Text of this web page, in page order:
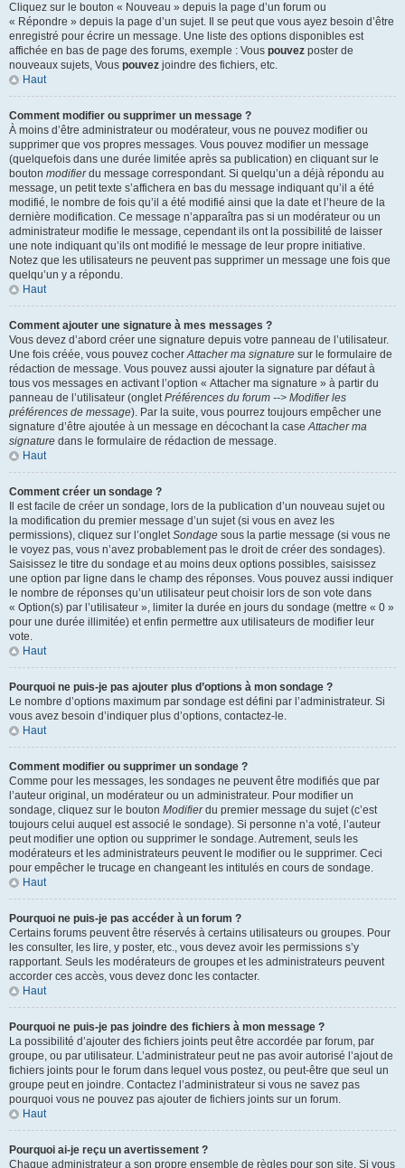
Cliquez sur le bouton « Nouveau » depuis la page d’un forum ou
« Répondre » depuis la page d’un sujet. Il se peut que vous ayez besoin d’être
enregistré pour écrire un message. Une liste des options disponibles est
affichée en bas de page des forums, exemple : Vous pouvez poster de
nouveaux sujets, Vous pouvez joindre des fichiers, etc.
Haut
Comment modifier ou supprimer un message ?
À moins d’être administrateur ou modérateur, vous ne pouvez modifier ou
supprimer que vos propres messages. Vous pouvez modifier un message
(quelquefois dans une durée limitée après sa publication) en cliquant sur le
bouton modifierdu message correspondant. Si quelqu’un a déjà répondu au
message, un petit texte s’affichera en bas du message indiquant qu’il a été
modifié, le nombre de fois qu’il a été modifié ainsi que la date et l’heure de la
dernière modification. Ce message n’apparaîtra pas si un modérateur ou un
administrateur modifie le message, cependant ils ont la possibilité de laisser
une note indiquant qu’ils ont modifié le message de leur propre initiative.
Notez que les utilisateurs ne peuvent pas supprimer un message une fois que
quelqu’un y a répondu.
Haut
Comment ajouter une signature à mes messages ?
Vous devez d’abord créer une signature depuis votre panneau de l’utilisateur.
Une fois créée, vous pouvez cocherAttacher ma signature sur le formulaire de
rédaction de message. Vous pouvez aussi ajouter la signature par défaut à
tous vos messages en activant l’option « Attacher ma signature » à partir du
panneau de l’utilisateur (ongletPréférences du forum --> Modifier les
préférences de message). Par la suite, vous pourrez toujours empêcher une
signature d’être ajoutée à un message en décochant la caseAttacher ma
signature dans le formulaire de rédaction de message.
Haut
Comment créer un sondage ?
Il est facile de créer un sondage, lors de la publication d’un nouveau sujet ou
la modification du premier message d’un sujet (si vous en avez les
permissions), cliquez sur l’ongletSondage sous la partie message (si vous ne
le voyez pas, vous n’avez probablement pas le droit de créer des sondages).
Saisissez le titre du sondage et au moins deux options possibles, saisissez
une option par ligne dans le champ des réponses. Vous pouvez aussi indiquer
le nombre de réponses qu’un utilisateur peut choisir lors de son vote dans
« Option(s) par l’utilisateur », limiter la durée en jours du sondage (mettre « 0 »
pour une durée illimitée) et enfin permettre aux utilisateurs de modifier leur
vote.
Haut
Pourquoi ne puis-je pas ajouter plus d’options à mon sondage ?
Le nombre d’options maximum par sondage est défini par l’administrateur. Si
vous avez besoin d’indiquer plus d’options, contactez-le.
Haut
Comment modifier ou supprimer un sondage ?
Comme pour les messages, les sondages ne peuvent être modifiés que par
l’auteur original, un modérateur ou un administrateur. Pour modifier un
sondage, cliquez sur le bouton Modifierdu premier message du sujet (c’est
toujours celui auquel est associé le sondage). Si personne n’a voté, l’auteur
peut modifier une option ou supprimer le sondage. Autrement, seuls les
modérateurs et les administrateurs peuvent le modifier ou le supprimer. Ceci
pour empêcher le trucage en changeant les intitulés en cours de sondage.
Haut
Pourquoi ne puis-je pas accéder à un forum ?
Certains forums peuvent être réservés à certains utilisateurs ou groupes. Pour
les consulter, les lire, y poster, etc., vous devez avoir les permissions s’y
rapportant. Seuls les modérateurs de groupes et les administrateurs peuvent
accorder ces accès, vous devez donc les contacter.
Haut
Pourquoi ne puis-je pas joindre des fichiers à mon message ?
La possibilité d’ajouter des fichiers joints peut être accordée par forum, par
groupe, ou par utilisateur. L’administrateur peut ne pas avoir autorisé l’ajout de
fichiers joints pour le forum dans lequel vous postez, ou peut-être que seul un
groupe peut en joindre. Contactez l’administrateur si vous ne savez pas
pourquoi vous ne pouvez pas ajouter de fichiers joints sur un forum.
Haut
Pourquoi ai-je reçu un avertissement ?
Chaque administrateur a son propre ensemble de règles pour son site. Si vous